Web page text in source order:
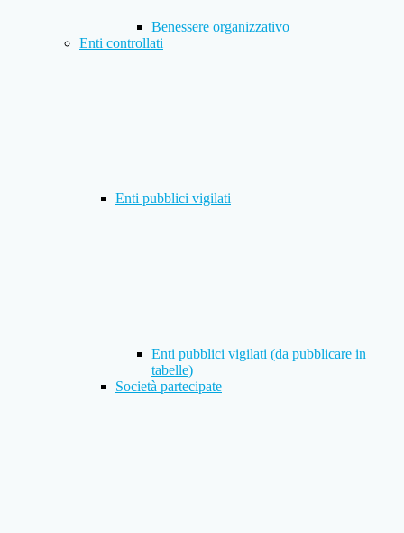
Benessere organizzativo
Enti controllati
Enti pubblici vigilati
Enti pubblici vigilati (da pubblicare in
tabelle)
Società partecipate